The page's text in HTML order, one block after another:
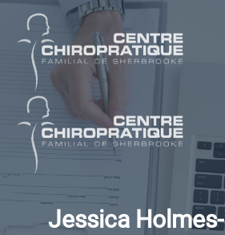
contenu
Jessica